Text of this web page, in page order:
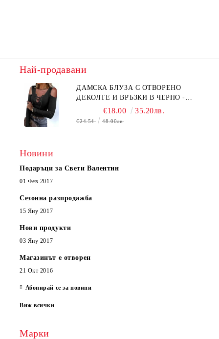
Най-продавани
ДАМСКА БЛУЗА С ОТВОРЕНО
ДЕКОЛТЕ И ВРЪЗКИ В ЧЕРНО -
КОД 6315€18.00 35.20лв.
€24.54 48.00лв.
Новини
Подаръци за Свети Валентин
01 Фев 2017
Сезонна разпродажба
15 Яну 2017
Нови продукти
03 Яну 2017
Магазинът е отворен
21 Окт 2016
Абонирай се за новини
Виж всички
Марки